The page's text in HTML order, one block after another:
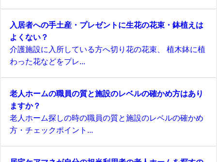
入居者への手土産・プレゼントに生花の花束・鉢植えは
よくない？
介護施設に入所している方へ切り花の花束、 植木鉢に植
わった花などをプレ...
老人ホームの職員の質と施設のレベルの確かめ方はあり
ますか？
老人ホーム探しの時の職員の質と施設のレベルの確かめ
方・チェックポイント...